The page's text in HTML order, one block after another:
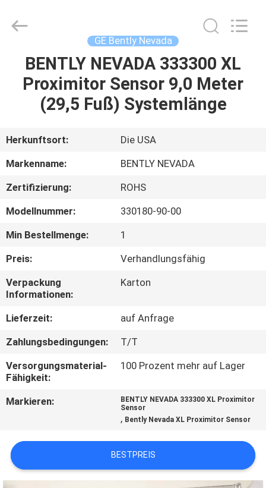
HAUSE
ÜBER
UNS
WERKSBESICHTIGUNG
QUALITÄTSKONTROLLE
KONTAKT
MIT
UNS
NEUIGKEITEN
BITTE UM
ANGEBOT
Reserved.
GE Bently Nevada
BENTLY NEVADA 333300 XL
Proximitor Sensor 9,0 Meter
(29,5 Fuß) Systemlänge
Herkunftsort:
Die USA
Markenname:
BENTLY NEVADA
Zertifizierung:
ROHS
Modellnummer:
330180-90-00
Min Bestellmenge:
1
Preis:
Verhandlungsfähig
Verpackung
Informationen:
Karton
Lieferzeit:
auf Anfrage
Zahlungsbedingungen:
T/T
Versorgungsmaterial-
Fähigkeit:
100 Prozent mehr auf Lager
Markieren:
BENTLY NEVADA 333300 XL Proximitor
Sensor
, Bently Nevada XL Proximitor Sensor
BESTPREIS